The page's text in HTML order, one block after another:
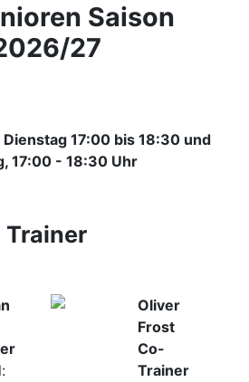
Saison
27
17:00 bis 18:30 und
17:00 - 18:30 Uhr
Trainer
Oliver
Frost
Co-
Trainer